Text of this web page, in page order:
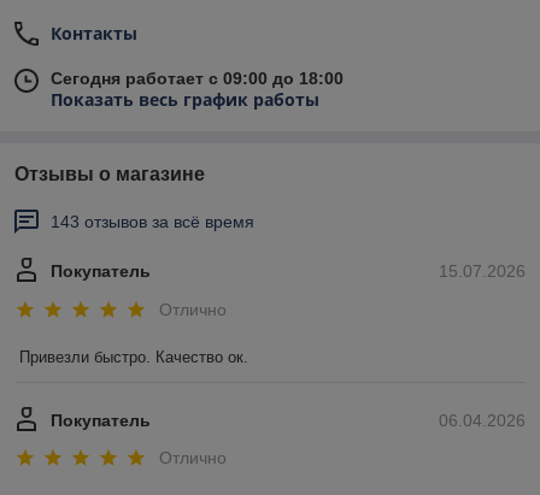
Контакты
Сегодня работает с 09:00 до 18:00
Показать весь график работы
Отзывы о магазине
143 отзывов за всё время
15.07.2026
Покупатель
Отлично
Привезли быстро. Качество ок.
06.04.2026
Покупатель
Отлично